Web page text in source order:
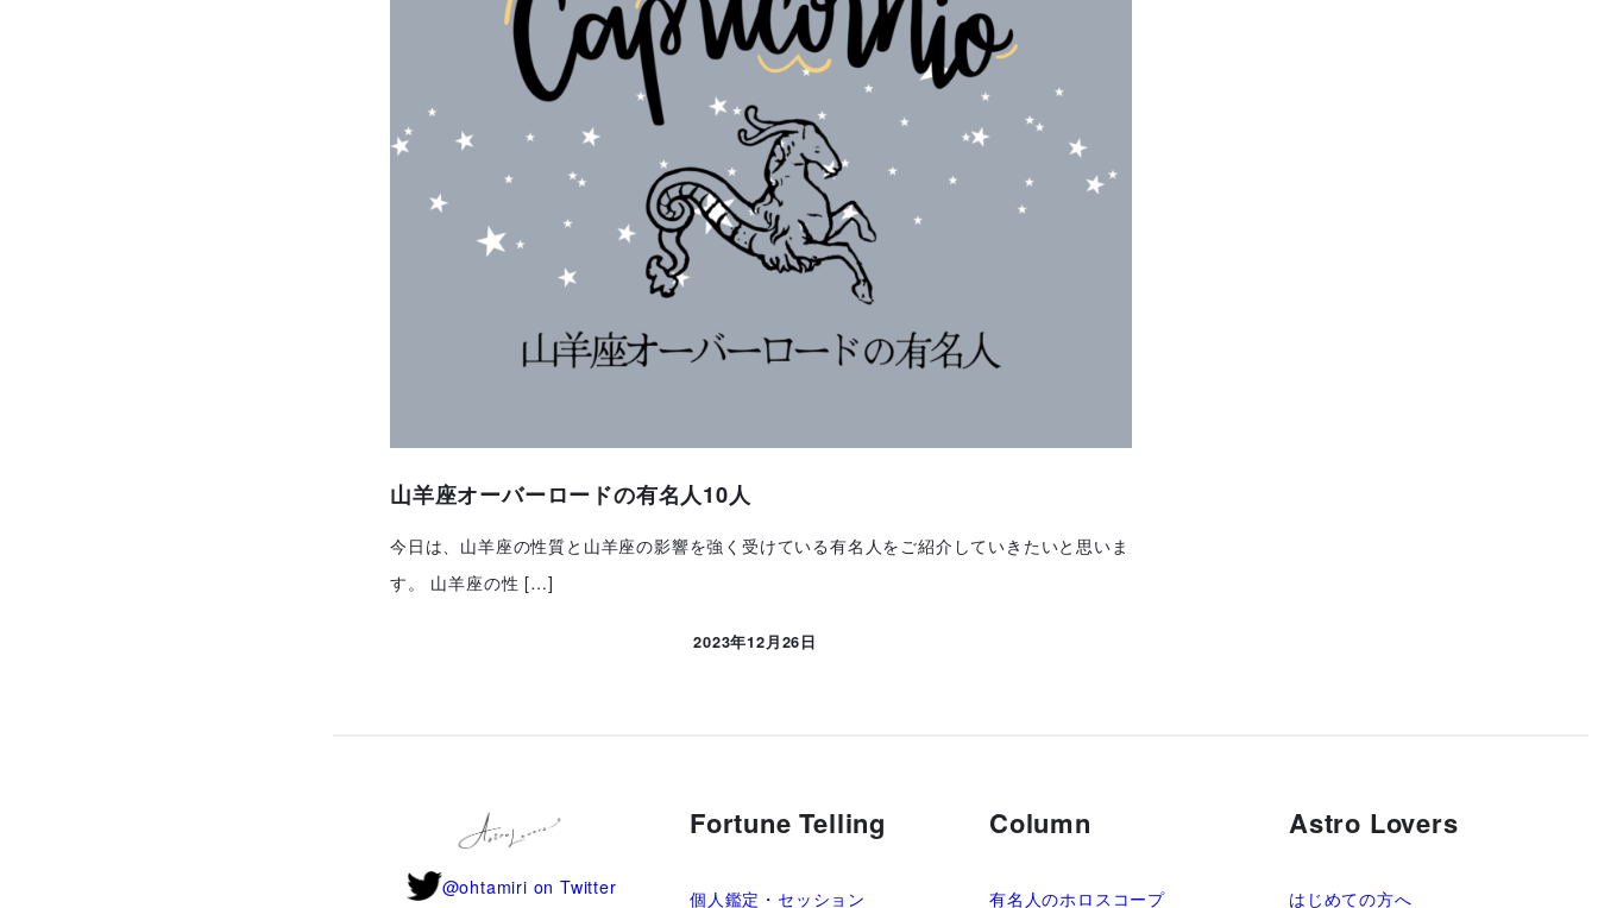
山羊座オーバーロードの有名人10人
今日は、山羊座の性質と山羊座の影響を強く受けている有名人をご紹介していきたいと思いま
す。 山羊座の性 […]
投稿日
2023年12月26日
@ohtamiri on Twitter
Fortune Telling
個人鑑定・セッション
Column
有名人のホロスコープ
Astro Lovers
はじめての方へ